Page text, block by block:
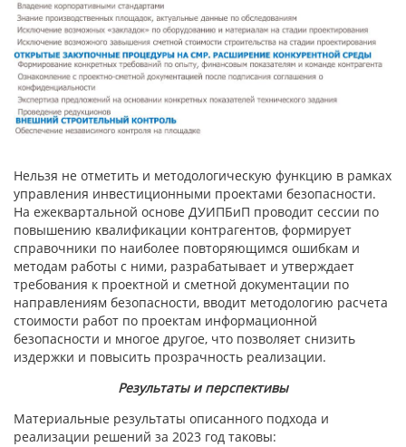
Нельзя не отметить и методологическую функцию в рамках
управления инвестиционными проектами безопасности.
На ежеквартальной основе ДУИПБиП проводит сессии по
повышению квалификации контрагентов, формирует
справочники по наиболее повторяющимся ошибкам и
методам работы с ними, разрабатывает и утверждает
требования к проектной и сметной документации по
направлениям безопасности, вводит методологию расчета
стоимости работ по проектам информационной
безопасности и многое другое, что позволяет снизить
издержки и повысить прозрачность реализации.
Результаты и перспективы
Материальные результаты описанного подхода и
реализации решений за 2023 год таковы: